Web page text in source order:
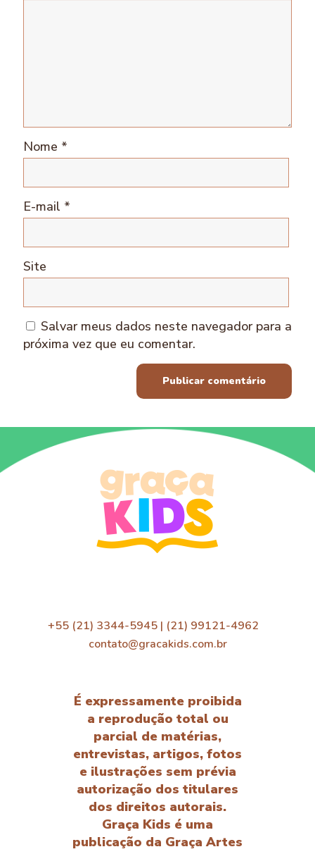
Nome *
E-mail *
Site
Salvar meus dados neste navegador para a
próxima vez que eu comentar.
+55 (21) 3344-5945 | (21) 99121-4962
contato@gracakids.com.br
É expressamente proibida
a reprodução total ou
parcial de matérias,
entrevistas, artigos, fotos
e ilustrações sem prévia
autorização dos titulares
dos direitos autorais.
Graça Kids é uma
publicação da Graça Artes